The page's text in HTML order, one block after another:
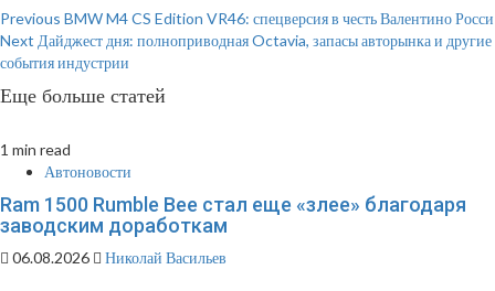
Continue
Reading
Previous BMW M4 CS Edition VR46: спецверсия в честь Валентино Росси
Next Дайджест дня: полноприводная Octavia, запасы авторынка и другие
события индустрии
Еще больше статей
1 min read
Автоновости
Ram 1500 Rumble Bee стал еще «злее» благодаря
заводским доработкам
06.08.2026 Николай Васильев